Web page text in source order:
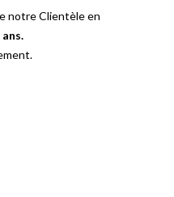
notre Clientèle en